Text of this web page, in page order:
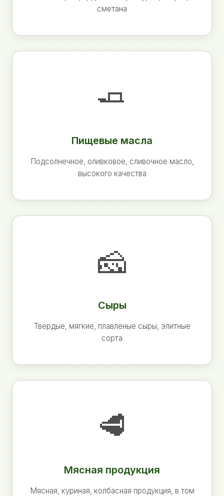
сметана
🧈
Пищевые масла
Подсолнечное, оливковое, сливочное масло,
высокого качества
🧀
Сыры
Твердые, мягкие, плавленые сыры, элитные
сорта
🥩
Мясная продукция
Мясная, куриная, колбасная продукция, в том